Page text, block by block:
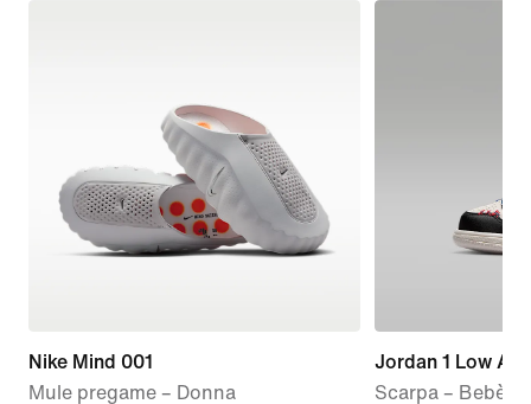
Nike Mind 001
Mule pregame – Donna
Jordan 1 Low Alt
Scarpa – Bebè e